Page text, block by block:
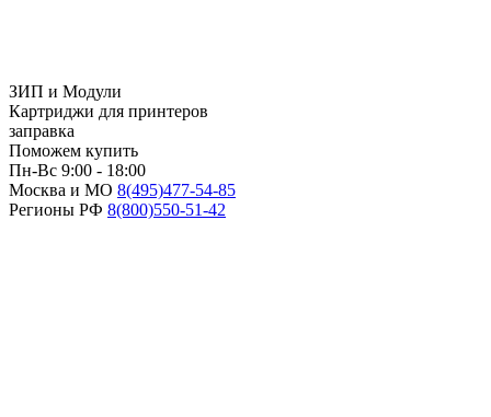
ЗИП и Модули
Картриджи для принтеров
заправка
Поможем купить
Пн-Вс 9:00 - 18:00
Москва и МО 8(495)477-54-85
Регионы РФ 8(800)550-51-42